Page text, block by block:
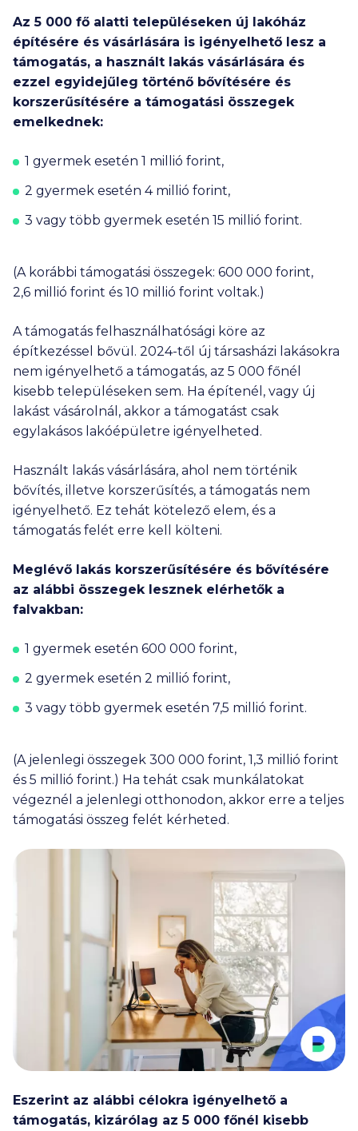
Az5 000 fő alatti településeken új lakóház
építésére és vásárlására is igényelhető lesz a
támogatás, a használt lakás vásárlására és
ezzel egyidejűleg történő bővítésére és
korszerűsítésére a támogatási összegek
emelkednek:
1 gyermek esetén 1 millió forint,
2 gyermek esetén 4 millió forint,
3 vagy több gyermek esetén 15 millió forint.
(A korábbi támogatási összegek: 600 000 forint,
2,6 millió forint és 10 millió forint voltak.)
A támogatás felhasználhatósági köre az
építkezéssel bővül. 2024-től új társasházi lakásokra
nem igényelhető a támogatás, az 5 000 főnél
kisebb településeken sem. Ha építenél, vagy új
lakást vásárolnál, akkor a támogatást csak
egylakásos lakóépületre igényelheted.
Használt lakás vásárlására, ahol nem történik
bővítés, illetve korszerűsítés, a támogatás nem
igényelhető. Ez tehát kötelező elem, és a
támogatás felét erre kell költeni.
Meglévő lakás korszerűsítésére és bővítésére
az alábbi összegek lesznek elérhetők a
falvakban:
1 gyermek esetén 600 000 forint,
2 gyermek esetén 2 millió forint,
3 vagy több gyermek esetén 7,5 millió forint.
(A jelenlegi összegek 300 000 forint, 1,3 millió forint
és 5 millió forint.) Ha tehát csak munkálatokat
végeznél a jelenlegi otthonodon, akkor erre a teljes
támogatási összeg felét kérheted.
Eszerint az alábbi célokra igényelhető a
támogatás, kizárólag az5 000 főnél kisebb